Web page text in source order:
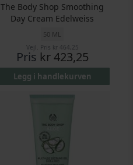
The Body Shop Smoothing
Day Cream Edelweiss
50 ML
Vejl. Pris kr 464,25
Pris kr 423,25
Legg i handlekurven